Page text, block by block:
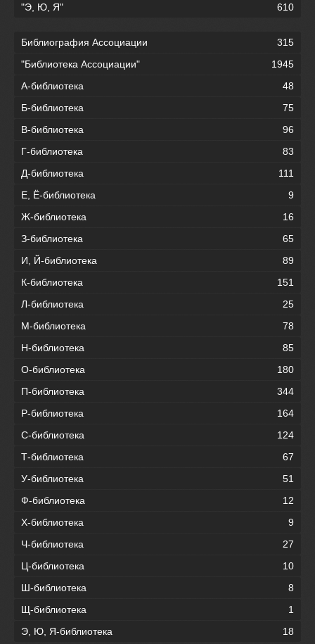
"Э, Ю, Я"
610
Библиография Ассоциации
315
"Библиотека Ассоциации"
1945
А-библиотека
48
Б-библиотека
75
В-библиотека
96
Г-библиотека
83
Д-библиотека
111
Е, Ё-библиотека
9
Ж-библиотека
16
З-библиотека
65
И, Й-библиотека
89
К-библиотека
151
Л-библиотека
25
М-библиотека
78
Н-библиотека
85
О-библиотека
180
П-библиотека
344
Р-библиотека
164
С-библиотека
124
Т-библиотека
67
У-библиотека
51
Ф-библиотека
12
Х-библиотека
9
Ч-библиотека
27
Ц-библиотека
10
Ш-библиотека
8
Щ-библиотека
1
Э, Ю, Я-библиотека
18